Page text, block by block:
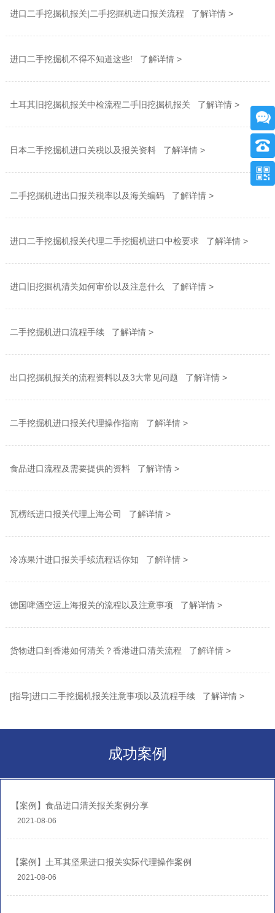
进口二手挖掘机报关|二手挖掘机进口报关流程 了解详情 >
进口二手挖掘机不得不知道这些! 了解详情 >
土耳其旧挖掘机报关中检流程二手旧挖掘机报关 了解详情 >
日本二手挖掘机进口关税以及报关资料 了解详情 >
二手挖掘机进出口报关税率以及海关编码 了解详情 >
进口二手挖掘机报关代理二手挖掘机进口中检要求 了解详情 >
进口旧挖掘机清关如何审价以及注意什么 了解详情 >
二手挖掘机进口流程手续 了解详情 >
出口挖掘机报关的流程资料以及3大常见问题 了解详情 >
二手挖掘机进口报关代理操作指南 了解详情 >
食品进口流程及需要提供的资料 了解详情 >
瓦楞纸进口报关代理上海公司 了解详情 >
冷冻果汁进口报关手续流程话你知 了解详情 >
德国啤酒空运上海报关的流程以及注意事项 了解详情 >
货物进口到香港如何清关？香港进口清关流程 了解详情 >
[指导]进口二手挖掘机报关注意事项以及流程手续 了解详情 >
成功案例
【案例】食品进口清关报关案例分享
2021-08-06
【案例】土耳其坚果进口报关实际代理操作案例
2021-08-06